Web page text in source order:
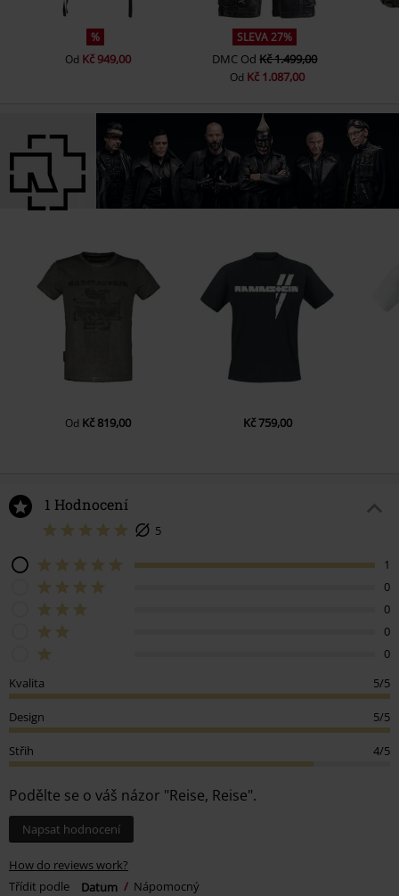
%
Od Kč 949,00
SLEVA 27%
DMC OdKč 1.499,00
Od Kč 1.087,00
Od Kč 819,00 Kč 759,00
1 Hodnocení
5
1
0
0
0
0
Kvalita
5/5
Design 5/5
Střih 4/5
Podělte se o váš názor "Reise, Reise".
Napsat hodnocení
How do reviews work?
Třídit podle
Datum Nápomocný